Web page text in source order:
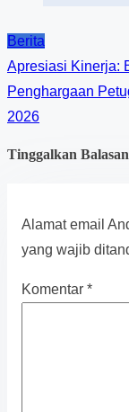
Berita
Apresiasi Kinerja:
Penghargaan
2026
Tinggalkan Balasan
Alamat email
yang wajib
Komentar *